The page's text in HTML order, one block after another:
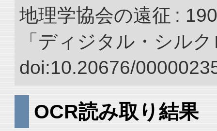
地理学協会の遠征 :
「ディジタル・シル
doi:10.20676/
OCR読み取り結果